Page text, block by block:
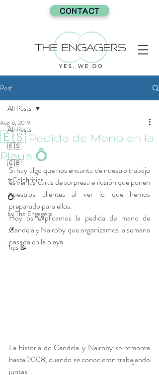
CONTACT
Post
All Posts
🇪🇸
🇬🇧
⭐Celebrities
💍
by The Engagers
📍
Tips 📝
All Posts
🇪🇸 Pedida de Mano en la
Playa 💍
Aug 8, 2019
Si hay algo que nos encanta de nuestro trabajo
es ver las caras de sorpresa e ilusión que ponen
nuestros clientes al ver lo que hemos
preparado para ellos.
Hoy os explicamos la pedida de mano de
Candela y Nairoby que organizamos la semana
pasada en la playa.
La historia de Candela y Nairoby se remonta
hasta 2008, cuando se conocieron trabajando
juntas.